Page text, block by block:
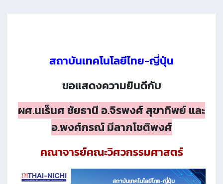
สถาบันเทคโนโลยีไทย-ญี่ปุ่น
ขอแสดงความยินดีกับ
ผศ.นเร็นศ ชัยธานี อ.จิรพงศ์ สุขาทิพย์ และ
อ.พงศ์กรณ์ มีลาภโชติพงศ์
คณาจารย์คณะวิศวกรรมศาสตร์